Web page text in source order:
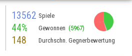
13562 Spiele
44% Gewonnen (5967)
148 Durchschn. Gegnerbewertung